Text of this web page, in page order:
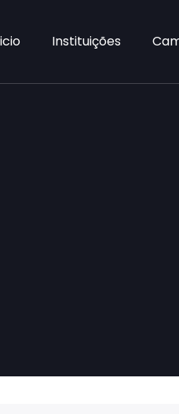
Instituições